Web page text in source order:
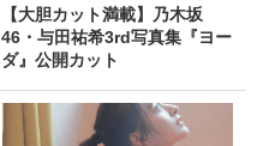
【大胆カット満載】乃木坂
46・与田祐希3rd写真集『ヨー
ダ』公開カット